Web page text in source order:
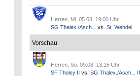
Herren, Mi. 05.08. 19:00 Uhr
SG Thalex./Asch...
vs. St. Wendel
Vorschau
Herren, So. 09.08. 13:15 Uhr
SF Tholey II vs. SG Thalex./Asch... II